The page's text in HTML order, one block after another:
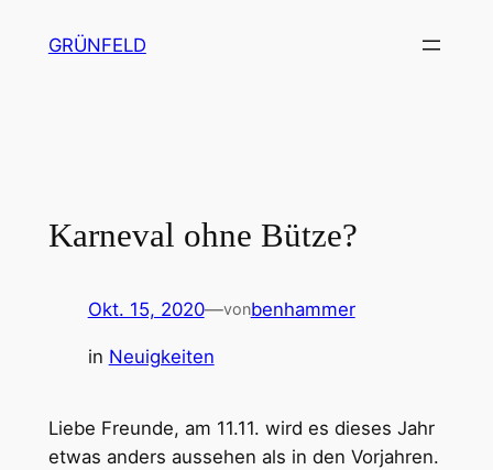
InhaltGRÜNFELD
Karneval ohne Bütze?
Okt. 15, 2020—vonbenhammer
in Neuigkeiten
Liebe Freunde, am 11.11. wird es dieses Jahr
etwas anders aussehen als in den Vorjahren.